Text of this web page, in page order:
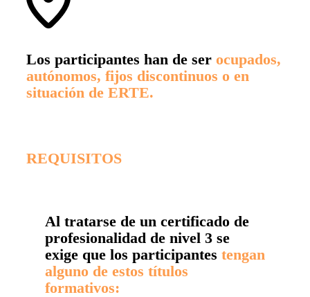
Los participantes han de ser ocupados,
autónomos, fijos discontinuos o en
situación de ERTE.
REQUISITOS
Al tratarse de un certificado de
profesionalidad de nivel 3 se
exige que los participantes tengan
alguno de estos títulos
formativos: